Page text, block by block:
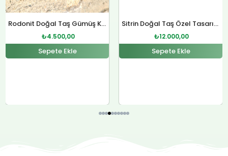
Rodonit Doğal Taş Gümüş Kolye
₺4.500,00
Sepete Ekle